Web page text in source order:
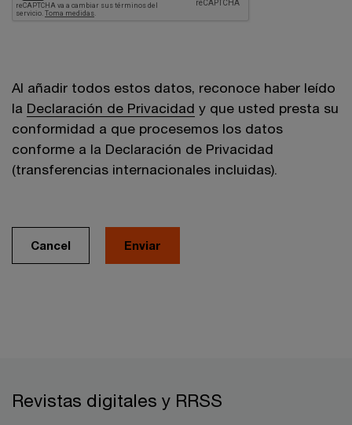
Al añadir todos estos datos, reconoce haber leído
la Declaración de Privacidad y que usted presta su
conformidad a que procesemos los datos
conforme a la Declaración de Privacidad
(transferencias internacionales incluidas).
Cancel
Revistas digitales y RRSS